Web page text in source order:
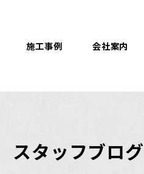
施工事例 会社案内
スタッフブログ